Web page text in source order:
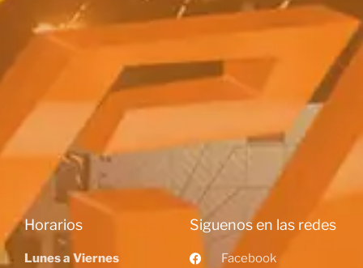
Horarios
Lunes a Viernes
Siguenos en las redes
Facebook